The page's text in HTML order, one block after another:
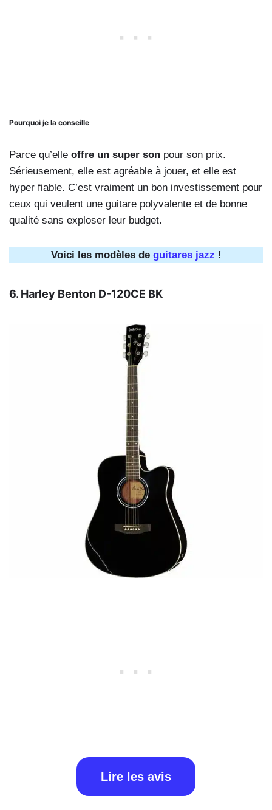
Pourquoi je la conseille
Parce qu’elle offre un super son pour son prix.
Sérieusement, elle est agréable à jouer, et elle est
hyper fiable. C’est vraiment un bon investissement pour
ceux qui veulent une guitare polyvalente et de bonne
qualité sans exploser leur budget.
Voici les modèles de guitares jazz !
6. Harley Benton D-120CE BK
Lire les avis